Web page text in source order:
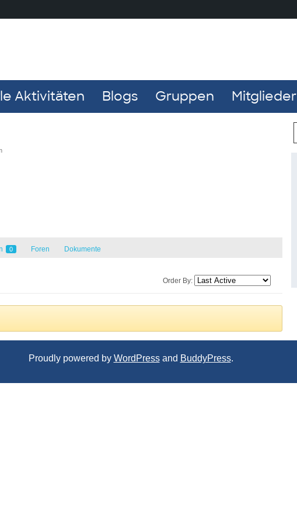
Aktivitäten Blogs Gruppen Mitglieder
0 Foren Dokumente
Order By:
Proudly powered by WordPressand BuddyPress.